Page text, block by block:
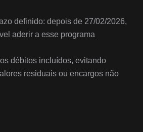
definido: depois de 27/02/2026,
aderir a esse programa
débitos incluídos, evitando
residuais ou encargos não